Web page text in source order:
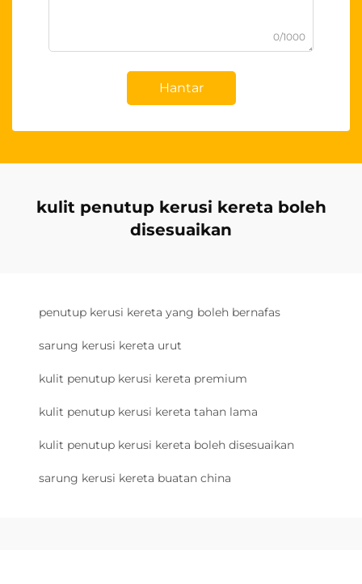
0/1000
Hantar
kulit penutup kerusi kereta boleh
disesuaikan
penutup kerusi kereta yang boleh bernafas
sarung kerusi kereta urut
kulit penutup kerusi kereta premium
kulit penutup kerusi kereta tahan lama
kulit penutup kerusi kereta boleh disesuaikan
sarung kerusi kereta buatan china